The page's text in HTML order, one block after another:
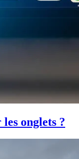
onglets ?